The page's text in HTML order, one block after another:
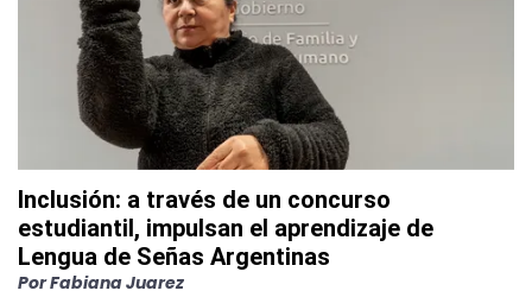
Inclusión: a través de un concurso
estudiantil, impulsan el aprendizaje de
Lengua de Señas Argentinas
PorFabiana Juarez